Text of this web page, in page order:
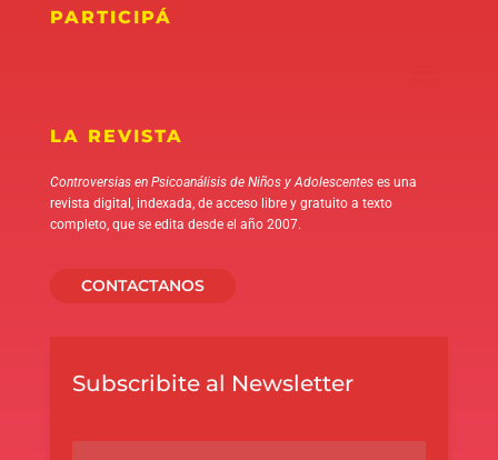
PARTICIPÁ
LA REVISTA
Controversias en Psicoanálisis de Niños y Adolescenteses una
revista digital, indexada, de acceso libre y gratuito a texto
completo, que se edita desde el año 2007.
CONTACTANOS
Subscribite al Newsletter